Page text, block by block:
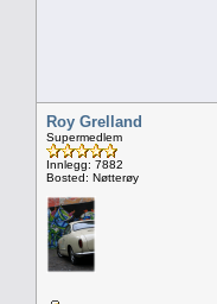
Roy Grelland
Supermedlem
Innlegg: 7882
Bosted: Nøtterøy